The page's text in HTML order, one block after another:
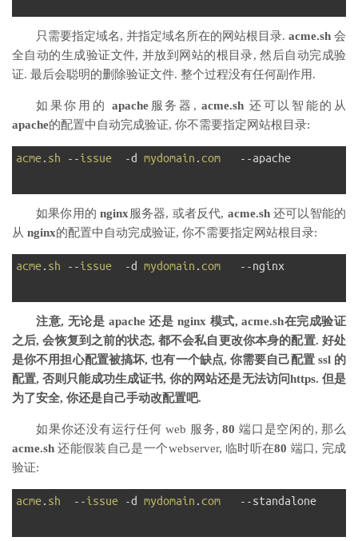
只需要指定域名, 并指定域名所在的网站根目录. acme.sh 会
全自动的生成验证文件, 并放到网站的根目录, 然后自动完成验
证. 最后会聪明的删除验证文件. 整个过程没有任何副作用.
如果你用的 apache 服务器,acme.sh 还可以智能的从
apache的配置中自动完成验证, 你不需要指定网站根目录:
acme. sh --issue -d mydomain .com --apache
如果你用的nginx 服务器, 或者反代, acme.sh还可以智能的
从 nginx的配置中自动完成验证, 你不需要指定网站根目录:
acme. sh --issue -d mydomain .com --nginx
注意, 无论是 apache 还是 nginx 模式, acme.sh在完成验证
之后, 会恢复到之前的状态, 都不会私自更改你本身的配置. 好处
是你不用担心配置被搞坏, 也有一个缺点, 你需要自己配置 ssl 的
配置, 否则只能成功生成证书, 你的网站还是无法访问https. 但是
为了安全, 你还是自己手动改配置吧.
如果你还没有运行任何 web 服务,80 端口是空闲的, 那么
acme.sh 还能假装自己是一个webserver, 临时听在80 端口, 完成
验证:
acme. sh --issue -d mydomain .com --standalone